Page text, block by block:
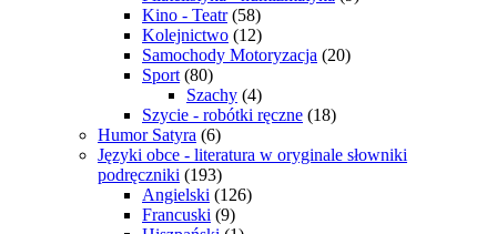
Kino - Teatr (58)
Kolejnictwo (12)
Samochody Motoryzacja (20)
Sport (80)
Szachy (4)
Szycie - robótki ręczne (18)
Humor Satyra (6)
Języki obce - literatura w oryginale słowniki
podręczniki (193)
Angielski (126)
Francuski (9)